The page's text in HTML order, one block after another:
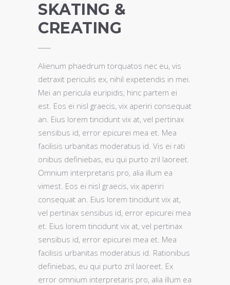
SKATING &
CREATING
Alienum phaedrum torquatos nec eu, vis
detraxit periculis ex, nihil expetendis in mei.
Mei an pericula euripidis, hinc partem ei
est. Eos ei nisl graecis, vix aperiri consequat
an. Eius lorem tincidunt vix at, vel pertinax
sensibus id, error epicurei mea et. Mea
facilisis urbanitas moderatius id. Vis ei rati
onibus definiebas, eu qui purto zril laoreet.
Omnium interpretaris pro, alia illum ea
vimest. Eos ei nisl graecis, vix aperiri
consequat an. Eius lorem tincidunt vix at,
vel pertinax sensibus id, error epicurei mea
et. Eius lorem tincidunt vix at, vel pertinax
sensibus id, error epicurei mea et. Mea
facilisis urbanitas moderatius id. Rationibus
definiebas, eu qui purto zril laoreet. Ex
error omnium interpretaris pro, alia illum ea